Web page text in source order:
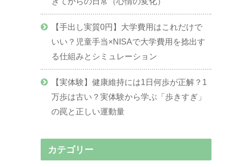
【手出し実質0円】大学費用はこれだけで
いい？児童手当×NISAで大学費用を捻出す
る仕組みとシミュレーション
【実体験】健康維持には1日何歩が正解？1
万歩は古い？実体験から学ぶ「歩きすぎ」
の罠と正しい運動量
カテゴリー